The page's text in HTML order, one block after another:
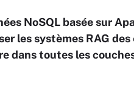
NoSQL basée sur
les systèmes RAG
dans toutes les